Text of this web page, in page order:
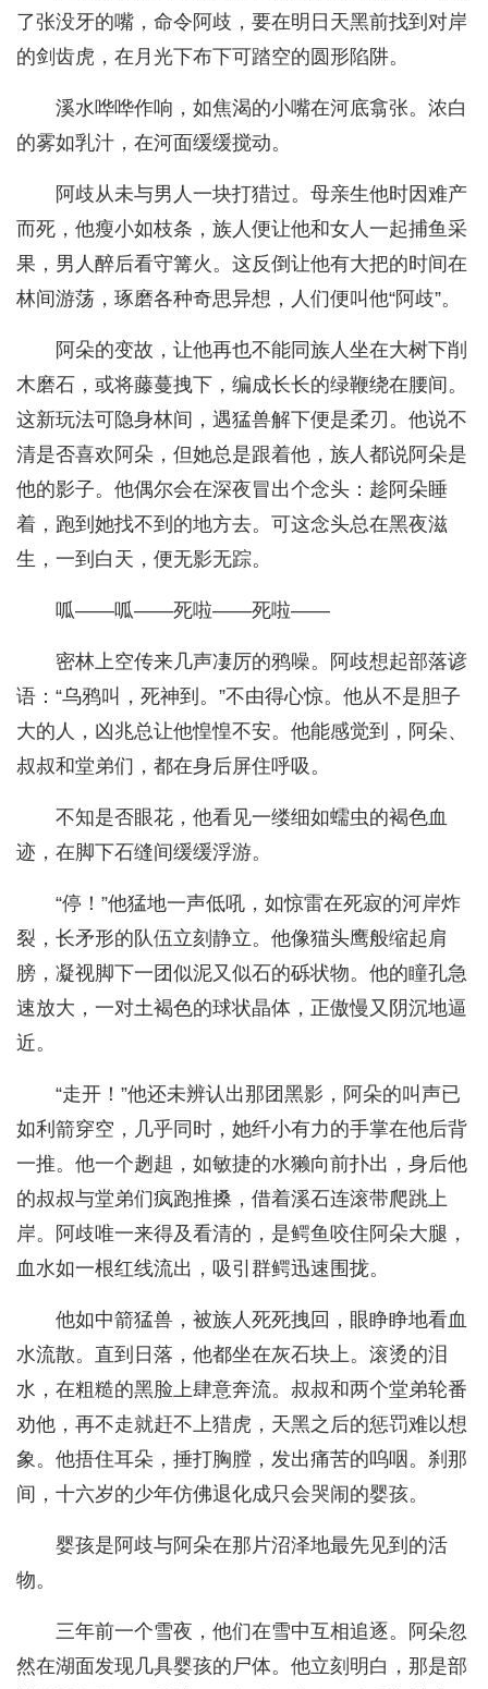
了张没牙的嘴，命令阿歧，要在明日天黑前找到对岸
的剑齿虎，在月光下布下可踏空的圆形陷阱。
溪水哗哗作响，如焦渴的小嘴在河底翕张。浓白
的雾如乳汁，在河面缓缓搅动。
阿歧从未与男人一块打猎过。母亲生他时因难产
而死，他瘦小如枝条，族人便让他和女人一起捕鱼采
果，男人醉后看守篝火。这反倒让他有大把的时间在
林间游荡，琢磨各种奇思异想，人们便叫他“阿歧”。
阿朵的变故，让他再也不能同族人坐在大树下削
木磨石，或将藤蔓拽下，编成长长的绿鞭绕在腰间。
这新玩法可隐身林间，遇猛兽解下便是柔刃。他说不
清是否喜欢阿朵，但她总是跟着他，族人都说阿朵是
他的影子。他偶尔会在深夜冒出个念头：趁阿朵睡
着，跑到她找不到的地方去。可这念头总在黑夜滋
生，一到白天，便无影无踪。
呱——呱——死啦——死啦——
密林上空传来几声凄厉的鸦噪。阿歧想起部落谚
语：“乌鸦叫，死神到。”不由得心惊。他从不是胆子
大的人，凶兆总让他惶惶不安。他能感觉到，阿朵、
叔叔和堂弟们，都在身后屏住呼吸。
不知是否眼花，他看见一缕细如蠕虫的褐色血
迹，在脚下石缝间缓缓浮游。
“停！”他猛地一声低吼，如惊雷在死寂的河岸炸
裂，长矛形的队伍立刻静立。他像猫头鹰般缩起肩
膀，凝视脚下一团似泥又似石的砾状物。他的瞳孔急
速放大，一对土褐色的球状晶体，正傲慢又阴沉地逼
近。
“走开！”他还未辨认出那团黑影，阿朵的叫声已
如利箭穿空，几乎同时，她纤小有力的手掌在他后背
一推。他一个趔趄，如敏捷的水獭向前扑出，身后他
的叔叔与堂弟们疯跑推搡，借着溪石连滚带爬跳上
岸。阿歧唯一来得及看清的，是鳄鱼咬住阿朵大腿，
血水如一根红线流出，吸引群鳄迅速围拢。
他如中箭猛兽，被族人死死拽回，眼睁睁地看血
水流散。直到日落，他都坐在灰石块上。滚烫的泪
水，在粗糙的黑脸上肆意奔流。叔叔和两个堂弟轮番
劝他，再不走就赶不上猎虎，天黑之后的惩罚难以想
象。他捂住耳朵，捶打胸膛，发出痛苦的呜咽。刹那
间，十六岁的少年仿佛退化成只会哭闹的婴孩。
婴孩是阿歧与阿朵在那片沼泽地最先见到的活
物。
三年前一个雪夜，他们在雪中互相追逐。阿朵忽
然在湖面发现几具婴孩的尸体。他立刻明白，那是部